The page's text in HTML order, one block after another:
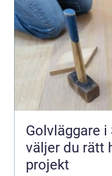
Golvläggare
väljer du rätt
projekt